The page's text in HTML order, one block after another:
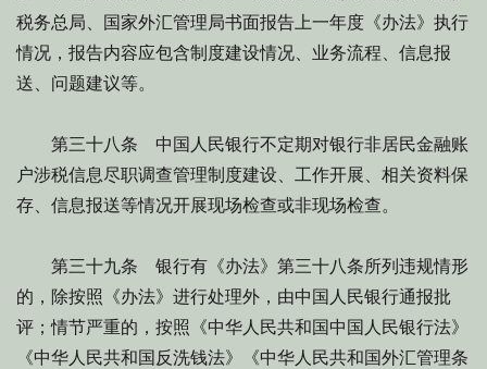
税务总局、国家外汇管理局书面报告上一年度《办法》执行
情况，报告内容应包含制度建设情况、业务流程、信息报
送、问题建议等。
第三十八条 中国人民银行不定期对银行非居民金融账
户涉税信息尽职调查管理制度建设、工作开展、相关资料保
存、信息报送等情况开展现场检查或非现场检查。
第三十九条 银行有《办法》第三十八条所列违规情形
的，除按照《办法》进行处理外，由中国人民银行通报批
评；情节严重的，按照《中华人民共和国中国人民银行法》
《中华人民共和国反洗钱法》《中华人民共和国外汇管理条